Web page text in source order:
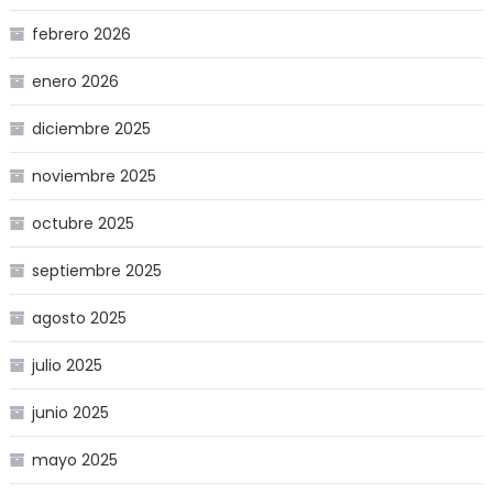
febrero 2026
enero 2026
diciembre 2025
noviembre 2025
octubre 2025
septiembre 2025
agosto 2025
julio 2025
junio 2025
mayo 2025